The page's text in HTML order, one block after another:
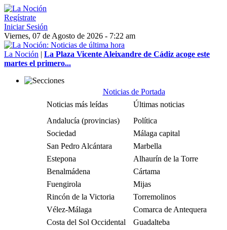
Regístrate
Iniciar Sesión
Viernes, 07 de Agosto de 2026 - 7:22 am
La Noción | La Plaza Vicente Aleixandre de Cádiz acoge este
martes el primero...
Noticias de Portada
Noticias más leídas
Últimas noticias
Andalucía (provincias)
Política
Sociedad
Málaga capital
San Pedro Alcántara
Marbella
Estepona
Alhaurín de la Torre
Benalmádena
Cártama
Fuengirola
Mijas
Rincón de la Victoria
Torremolinos
Vélez-Málaga
Comarca de Antequera
Costa del Sol Occidental
Guadalteba